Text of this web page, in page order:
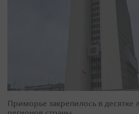
Приморье закрепилось в десятке